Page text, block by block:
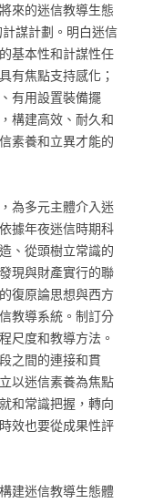
來的迷信教導生態
謀計劃。明白迷信
基本性和計謀性任
有焦點支持感化；
有用設置裝備擺
構建高效、耐久和
素養和立異才能的
為多元主體介入迷
據年夜迷信時期科
、從頭樹立常識的
現與財產實行的聯
復原論思想與西方
教導系統。制訂分
尺度和教導方法。
之間的連接和貫
以迷信素養為焦點
和常識把握，轉向
效也要從成果性評
建迷信教導生態體